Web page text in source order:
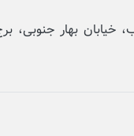
خیابان بهار جنوبی،